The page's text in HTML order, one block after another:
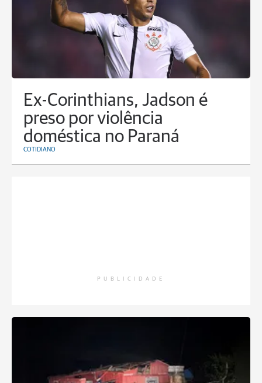
Ex-Corinthians, Jadson é
preso por violência
doméstica no Paraná
COTIDIANO
PUBLICIDADE